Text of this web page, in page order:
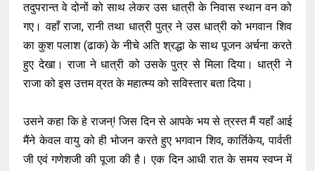
तदुपरान्त वे दोनों को साथ लेकर उस धात्री के निवास स्थान वन को
गए। वहाँ राजा, रानी तथा धात्री पुत्र ने उस धात्री को भगवान शिव
का कुश पलाश (ढाक) के नीचे अति श्रद्धा के साथ पूजन अर्चना करते
हुए देखा। राजा ने धात्री को उसके पुत्र से मिला दिया। धात्री ने
राजा को इस उत्तम व्रत के महात्म्य को सविस्तार बता दिया।
उसने कहा कि हे राजन्! जिस दिन से आपके भय से त्रस्त मैं यहाँ आई
मैंने केवल वायु को ही भोजन करते हुए भगवान शिव, कार्तिकेय, पार्वती
जी एवं गणेशजी की पूजा की है। एक दिन आधी रात के समय स्वप्न में